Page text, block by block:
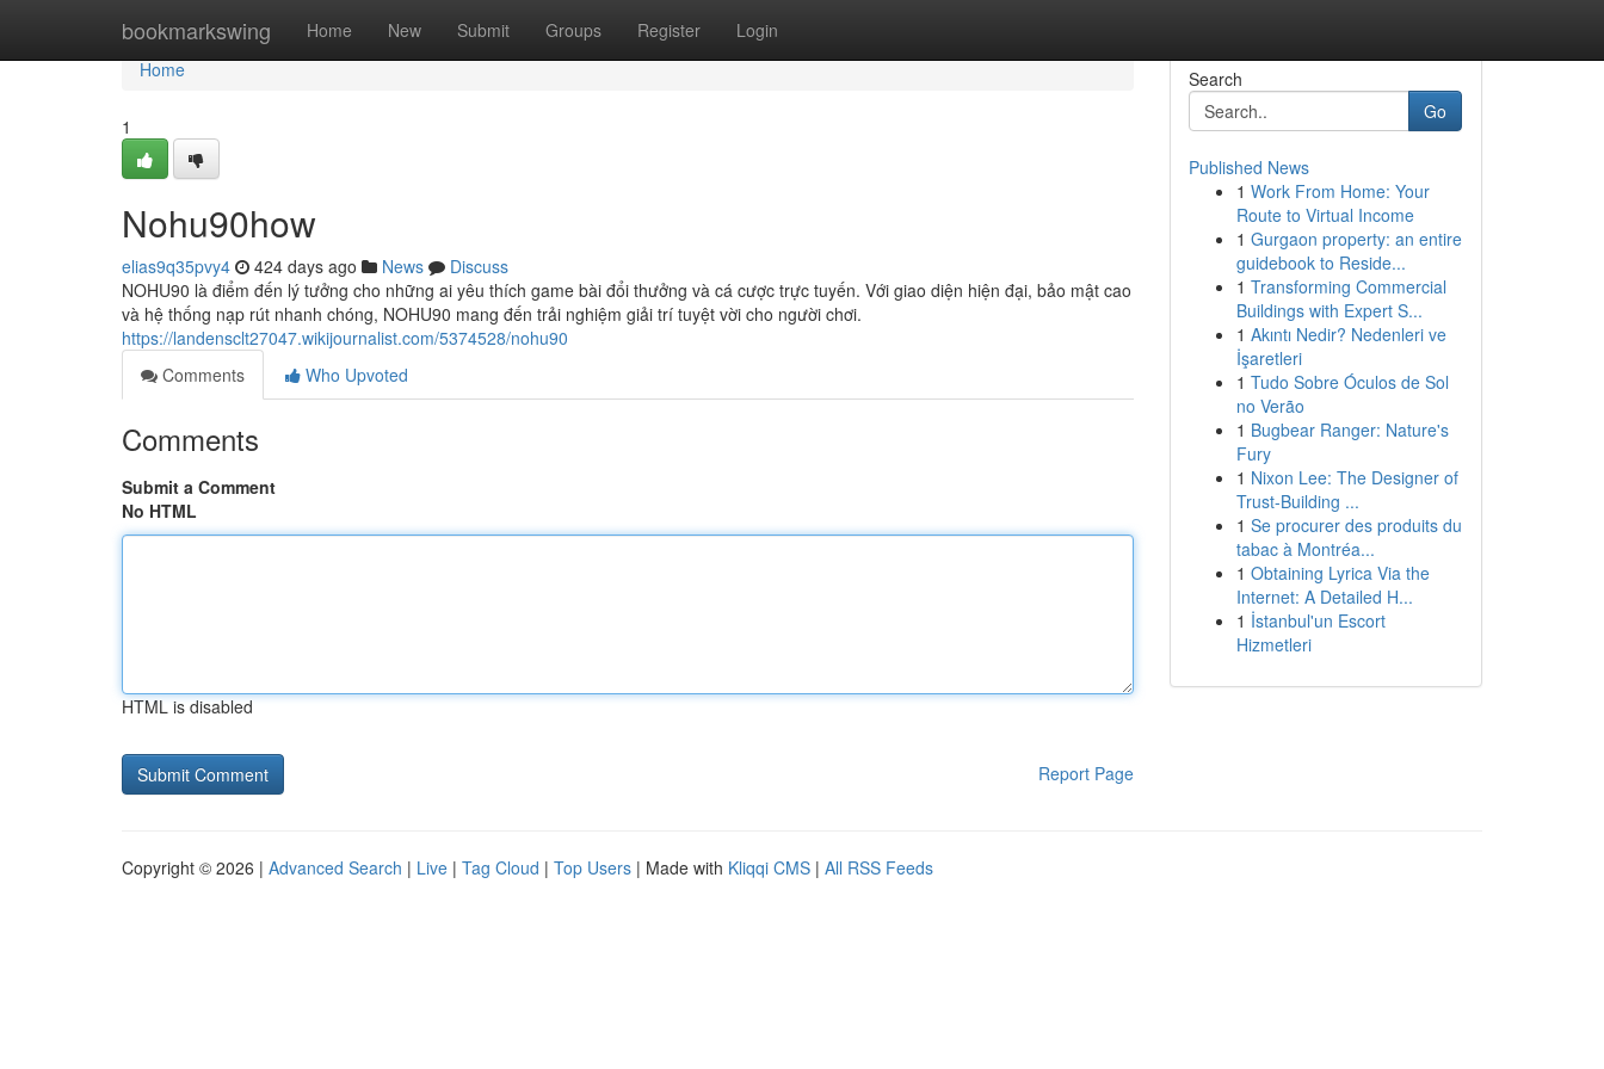
bookmarkswing Home New Submit Groups Register Login
Home
Home
1
Nohu90how
elias9q35pvy4 424 days ago News
Discuss
NOHU90 là điểm đến lý tưởng cho những ai yêu thích game bài đổi thưởng và cá cược trực tuyến. Với giao diện hiện đại, bảo mật cao
và hệ thống nạp rút nhanh chóng, NOHU90 mang đến trải nghiệm giải trí tuyệt vời cho người chơi.
https://landensclt27047.wikijournalist.com/5374528/nohu90
Comments
Who Upvoted
Comments
Submit a Comment
No HTML
HTML is disabled
Report Page
Search
Go
Published News
1 Work From Home: Your
Route to Virtual Income
1 Gurgaon property: an entire
guidebook to Reside...
1 Transforming Commercial
Buildings with Expert S...
1 Akıntı Nedir? Nedenleri ve
İşaretleri
1 Tudo Sobre Óculos de Sol
no Verão
1 Bugbear Ranger: Nature's
Fury
1 Nixon Lee: The Designer of
Trust-Building ...
1 Se procurer des produits du
tabac à Montréa...
1 Obtaining Lyrica Via the
Internet: A Detailed H...
1 İstanbul'un Escort
Hizmetleri
Copyright © 2026 | Advanced Search | Live | Tag Cloud | Top Users | Made with Kliqqi CMS | All RSS Feeds